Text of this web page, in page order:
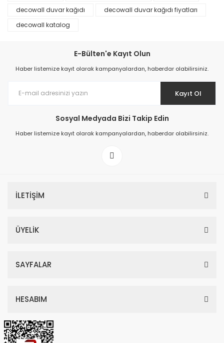
Prime ArtDECO Duvar Kağıdı Tutkalı 500 gr
149,00 TL
decowall duvar kağıdı
decowall duvar kağıdı fiyatları
decowall katalog
E-Bülten'e Kayıt Olun
Haber listemize kayıt olarak kampanyalardan, haberdar olabilirsiniz.
Kayıt Ol
Sosyal Medyada Bizi Takip Edin
Haber listemize kayıt olarak kampanyalardan, haberdar olabilirsiniz.
İLETİŞİM
ÜYELİK
SAYFALAR
HESABIM